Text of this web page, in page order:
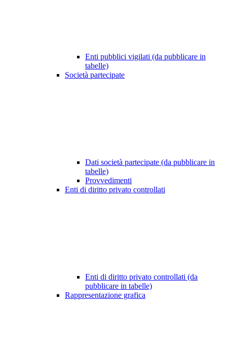
Enti pubblici vigilati (da pubblicare in
tabelle)
Società partecipate
Dati società partecipate (da pubblicare in
tabelle)
Provvedimenti
Enti di diritto privato controllati
Enti di diritto privato controllati (da
pubblicare in tabelle)
Rappresentazione grafica